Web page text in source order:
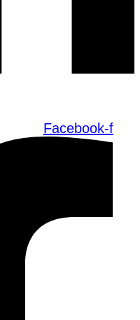
Facebook-f